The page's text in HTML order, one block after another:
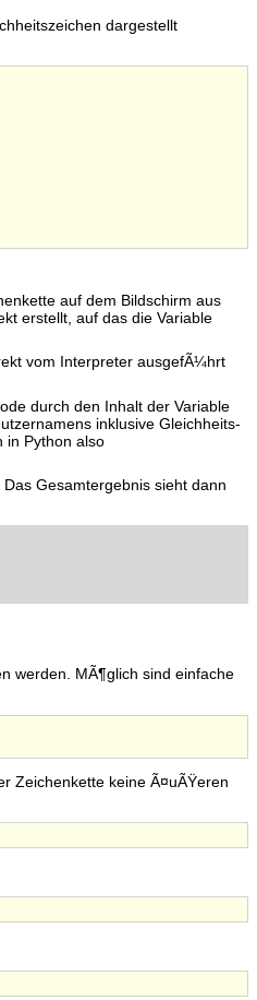
dargestellt
auf dem Bildschirm aus
erstellt, auf das die Variable
vom Interpreter ausgefÃ¼hrt
durch den Inhalt der Variable
inklusive Gleichheits-
in Python also
Gesamtergebnis sieht dann
werden. MÃ¶glich sind einfache
Zeichenkette keine Ã¤uÃŸeren